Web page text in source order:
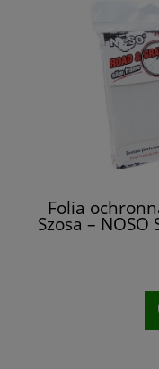
Folia
Szosa – NOSO